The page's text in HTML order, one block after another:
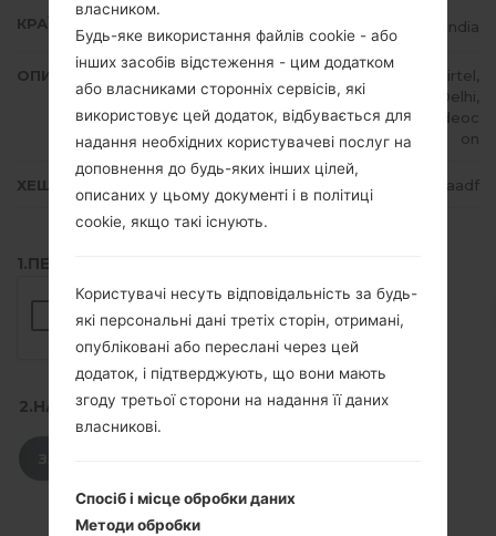
КРАЇНА India
ОПИС
Cheers, STEL, TataDocomo, Airtel,
CellOne, Vodafone IN, Dolphin Delhi,
IDEA, Reliance RTel, Uninor, Videoc
on
ХЕШ ea98115445752f265f2bbf307e21aadf
1.ПЕРЕВІРТИ НАЯВНІСТЬ RECAPTCHA
2.НАТИСНІТЬ, ЩОБ ЗАВАНТАЖИТИ
власником.
Будь-яке використання файлів cookie - або
інших засобів відстеження - цим додатком
або власниками сторонніх сервісів, які
використовує цей додаток, відбувається для
надання необхідних користувачеві послуг на
доповнення до будь-яких інших цілей,
описаних у цьому документі і в політиці
cookie, якщо такі існують.
Користувачі несуть відповідальність за будь-
які персональні дані третіх сторін, отримані,
опубліковані або переслані через цей
додаток, і підтверджують, що вони мають
згоду третьої сторони на надання її даних
власникові.
Спосіб і місце обробки даних
Методи обробки